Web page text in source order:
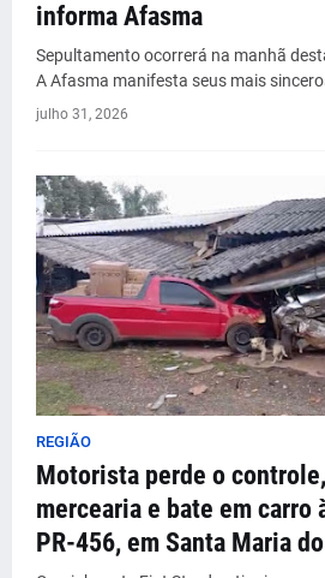
informa Afasma
Sepultamento ocorrerá na manhã
A Afasma manifesta seus mais
julho 31, 2026
REGIÃO
Motorista perde o
mercearia e bate em carro
PR-456, em Santa Maria